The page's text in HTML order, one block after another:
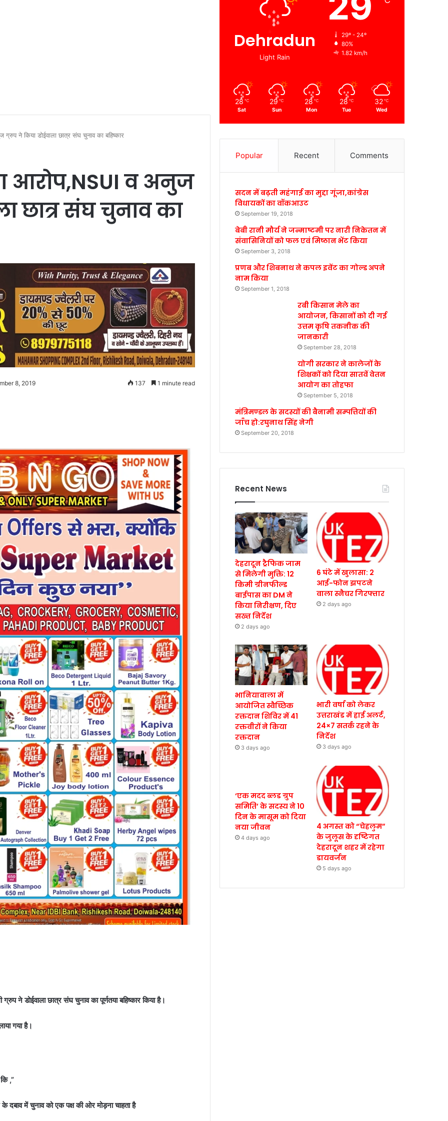
ने किया डोईवाला छात्र संघ चुनाव का बहिष्कार
आरोप,NSUI व अनुज
छात्र संघ चुनाव का
8, 2019 137 1 minute read
ने डोईवाला छात्र संघ चुनाव का पूर्णतया बहिष्कार किया है।
गया है।
,”
दबाव में चुनाव को एक पक्ष की ओर मोड़ना चाहता है
Dehradun
Light Rain
29º - 24º
80%
1.82 km/h
28 ℃
Sat
29 ℃
Sun
28 ℃
Mon
28 ℃
Tue
32 ℃
Wed
Popular Recent Comments
सदन में बढ़ती महंगाई का मुद्दा गूंजा,कांग्रेस
विधायकों का वॉकआउट
September 19, 2018
बेबी रानी मौर्य ने जन्माष्टमी पर नारी निकेतन में
संवासिनियों को फल एवं मिष्ठान भेंट किया
September 3, 2018
प्रणब और शिबनाथ ने कपल इवेंट का गोल्ड अपने
नाम किया
September 1, 2018
रबी किसान मेले का
आयोजन, किसानों को दी गई
उत्तम कृषि तकनीक की
जानकारी
September 28, 2018
योगी सरकार ने कालेजों के
शिक्षकों को दिया सातवें वेतन
आयोग का तोहफा
September 5, 2018
मंत्रिमण्डल के सदस्यों की बैनामी सम्पत्तियों की
जाँच हो:रघुनाथ सिंह नेगी
September 20, 2018
Recent News
देहरादून ट्रैफिक जाम
से मिलेगी मुक्ति: 12
किमी ग्रीनफील्ड
बाईपास का DM ने
किया निरीक्षण, दिए
सख्त निर्देश
2 days ago
6 घंटे में खुलासा: 2
आई-फोन झपटने
वाला स्नैचर गिरफ्तार
2 days ago
भानियावाला में
आयोजित स्वैच्छिक
रक्तदान शिविर में 41
रक्तवीरों ने किया
रक्तदान
3 days ago
भारी वर्षा को लेकर
उत्तराखंड में हाई अलर्ट,
24×7 सतर्क रहने के
निर्देश
3 days ago
‘एक मदद ब्लड ग्रुप
समिति’ के सदस्य ने 10
दिन के मासूम को दिया
नया जीवन
4 days ago
4 अगस्त को “चेहलुम”
के जुलूस के दृष्टिगत
देहरादून शहर में रहेगा
डायवर्जन
5 days ago